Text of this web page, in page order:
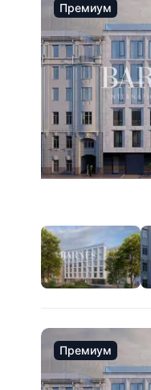
Премиум
Премиум